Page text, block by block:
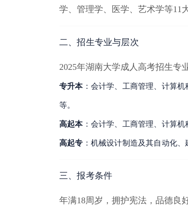
学、管理学、医学、艺术学等11
二、招生专业与层次
2025年湖南大学成人高考招生专
专升本：会计学、工商管理、计算
等。
高起本：会计学、工商管理、计算
高起专 ：机械设计制造及其自动化
三、报考条件
年满18周岁，拥护宪法，品德良